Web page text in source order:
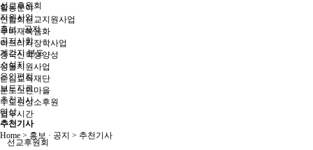
활동분야
연합회선교지원사업
쿠바재복음화
아프리카장학사업
중국신학생양성
성물지원사업
순심교육재단
분도노인마을
수도원성소후원
업무시간
선교후원회
선교후원회
지원사업
홍보 · 공지
공지사항
계간지 분도
소식지
은인편지
보도자료
추천기사
영상
추천기사
Home > 홍보 · 공지 > 추천기사